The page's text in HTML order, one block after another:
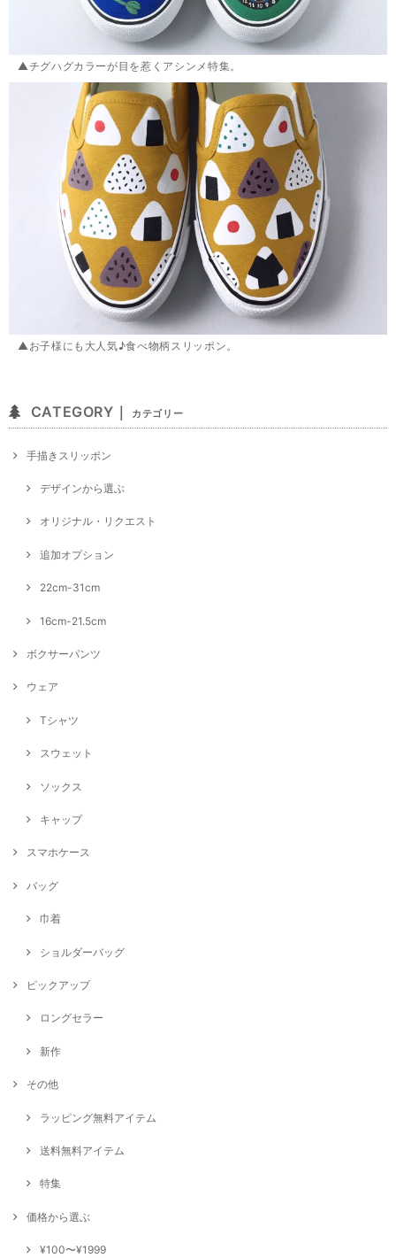
▲チグハグカラーが目を惹くアシンメ特集。
▲お子様にも大人気♪食べ物柄スリッポン。
CATEGORY｜ カテゴリー
手描きスリッポン
デザインから選ぶ
オリジナル・リクエスト
追加オプション
22cm-31cm
16cm-21.5cm
ボクサーパンツ
ウェア
Tシャツ
スウェット
ソックス
キャップ
スマホケース
バッグ
巾着
ショルダーバッグ
ピックアップ
ロングセラー
新作
その他
ラッピング無料アイテム
送料無料アイテム
特集
価格から選ぶ
¥100〜¥1999